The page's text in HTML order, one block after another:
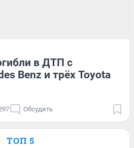
в ДТП с
Benz и трёх Toyota
Обсудить
ТОП 5